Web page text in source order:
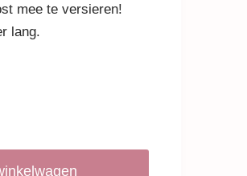
mee te versieren!
lang.